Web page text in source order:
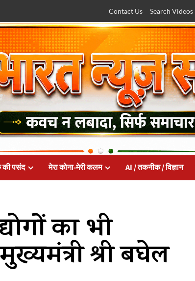
Contact Us Search Videos
की पसंद मेरा कोना-मेरी कलम AI / तकनीक / विज्ञान
का भी
श्री बघेल